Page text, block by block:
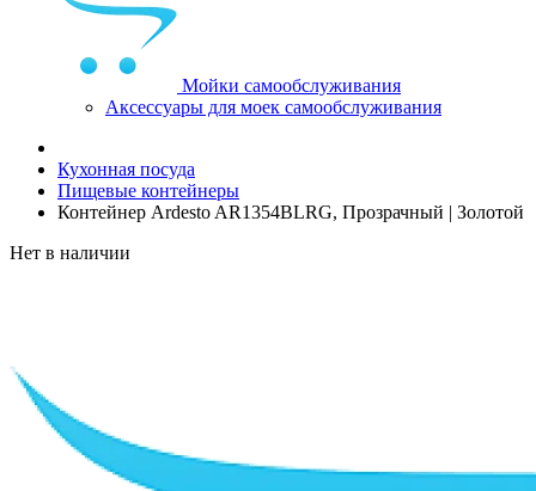
Мойки самообслуживания
Аксессуары для моек самообслуживания
Кухонная посуда
Пищевые контейнеры
Контейнер Ardesto AR1354BLRG, Прозрачный | Золотой
Нет в наличии